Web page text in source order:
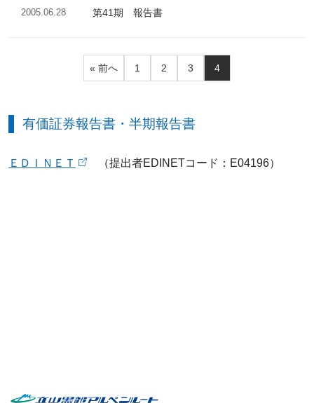
2005.06.28 第41期 報告書
« 前へ 1 2 3 4
有価証券報告書・半期報告書
ＥＤＩＮＥＴ （提出者EDINETコード：E04196）